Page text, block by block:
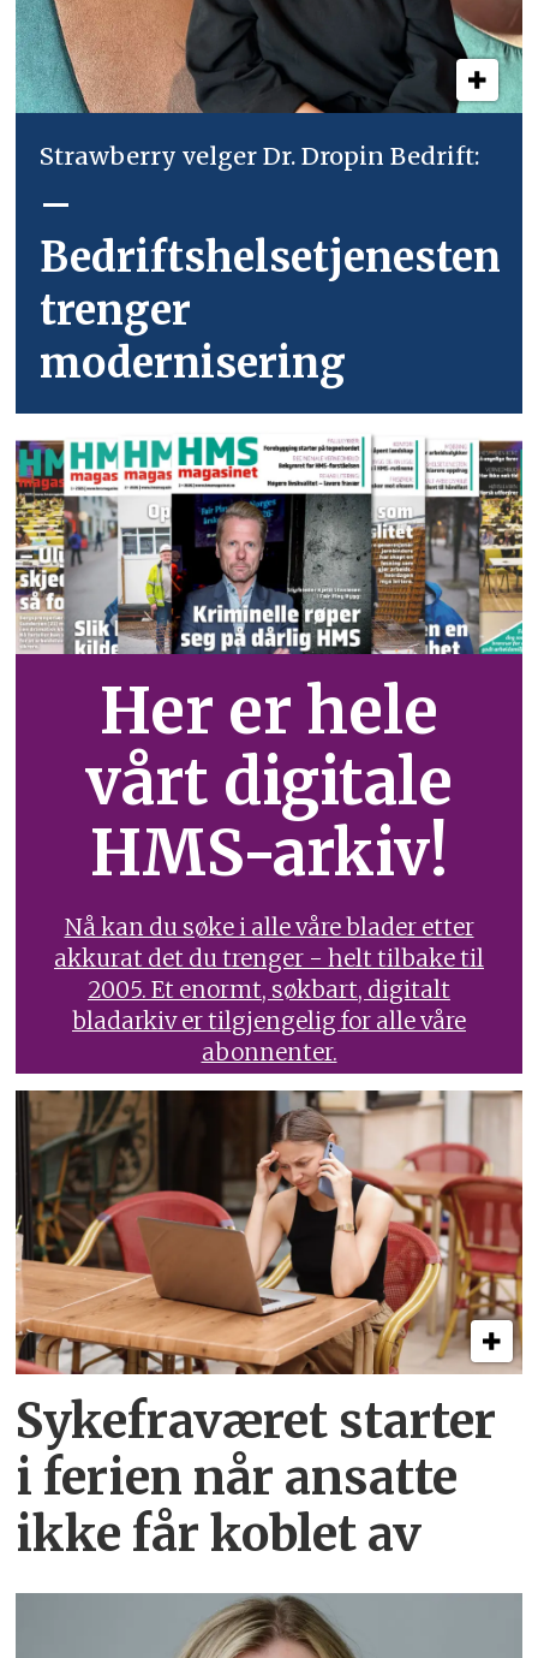
Strawberry velger Dr. Dropin Bedrift:
–
Bedriftshelsetjenesten
trenger
modernisering
Her er hele
vårt digitale
HMS-arkiv!
Nå kan du søke i alle våre blader etter
akkurat det du trenger - helt tilbake til
2005. Et enormt, søkbart, digitalt
bladarkiv er tilgjengelig for alle våre
abonnenter.
Sykefraværet starter
i ferien når ansatte
ikke får koblet av